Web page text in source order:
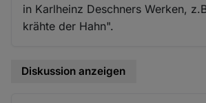
in Karlheinz Deschners Werken,
krähte der Hahn".
Diskussion anzeigen